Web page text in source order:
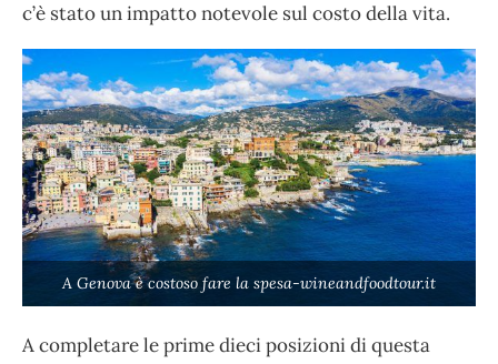
c’è stato un impatto notevole sul costo della vita.
A Genova è costoso fare la spesa-wineandfoodtour.it
A completare le prime dieci posizioni di questa